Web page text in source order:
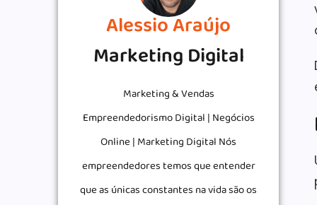
Alessio Araújo
Marketing Digital
Marketing & Vendas
Empreendedorismo Digital | Negócios
Online | Marketing Digital Nós
empreendedores temos que entender
que as únicas constantes na vida são os